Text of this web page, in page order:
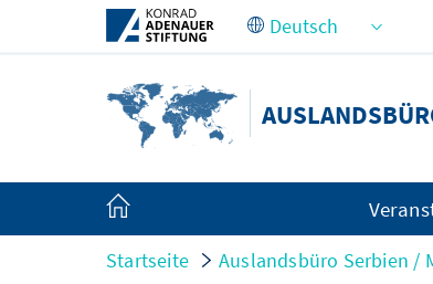
Zum Hauptinhalt springen
Startseite Auslandsbüro Serbien /